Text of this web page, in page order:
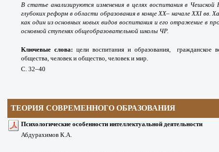
В статье анализируются изменения в целях воспитания в Чешской
глубоких реформ в области образования в конце XX– начале XXI вв.
как один из основных новых видов воспитания и его отражение в
основной ступенях общеобразовательной школы ЧР.
Ключевые слова: цели воспитания и образования, гражданское
общества, человек и общество, человек и мир.
С. 32–40
ТЕОРИЯ СОВРЕМЕННОГО ОБРАЗОВАНИЯ
Психологические особенности интеллектуальной деятельности
Абдурахимов К.А.